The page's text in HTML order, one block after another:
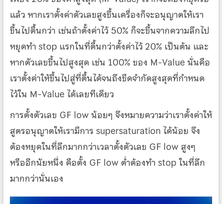
แล้ว หากเราตั้งค่าตัวเลขสูงขึ้นเครื่องก็จะอนุญาตให้เรา
ขึ้นไปตื้นกว่า เช่นถ้าตั้งค่าไว้ 50% ก็จะขึ้นจากความลึกไป
หยุดทำ stop แรกในที่ตื้นกว่าตั้งค่าไว้ 20% เป็นต้น และ
หากตัวเลขขึ้นไปสูงสุด เช่น 100% ของ M-Value นั่นคือ
เราตั้งค่าให้ขึ้นไปสู่ที่ตื้นได้จนถึงขีดจำกัดสูงสุดที่กำหนด
ไว้ใน M-Value ได้เลยทีเดียว
การตั้งตัวเลข GF low น้อยๆ จึงหมายความว่าเราตั้งค่าให้
สูตรอนุญาตให้เรามีการ supersaturation ได้น้อย จึง
ต้องหยุดในที่ลึกมากกว่าเวลาตั้งตัวเลข GF low สูงๆ
หรืออีกนัยหนึ่ง คือตั้ง GF low ต่ำต้องทำ stop ในที่ลึก
มากกว่านั่นเอง